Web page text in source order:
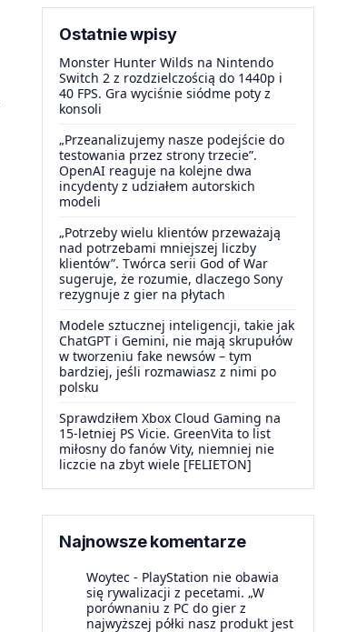
Ostatnie wpisy
Monster Hunter Wilds na Nintendo
Switch 2 z rozdzielczością do 1440p i
40 FPS. Gra wyciśnie siódme poty z
konsoli
„Przeanalizujemy nasze podejście do
testowania przez strony trzecie”.
OpenAI reaguje na kolejne dwa
incydenty z udziałem autorskich
modeli
„Potrzeby wielu klientów przeważają
nad potrzebami mniejszej liczby
klientów”. Twórca serii God of War
sugeruje, że rozumie, dlaczego Sony
rezygnuje z gier na płytach
Modele sztucznej inteligencji, takie jak
ChatGPT i Gemini, nie mają skrupułów
w tworzeniu fake newsów – tym
bardziej, jeśli rozmawiasz z nimi po
polsku
Sprawdziłem Xbox Cloud Gaming na
15-letniej PS Vicie. GreenVita to list
miłosny do fanów Vity, niemniej nie
liczcie na zbyt wiele [FELIETON]
Najnowsze komentarze
Woytec - PlayStation nie obawia
się rywalizacji z pecetami. „W
porównaniu z PC do gier z
najwyższej półki nasz produkt jest